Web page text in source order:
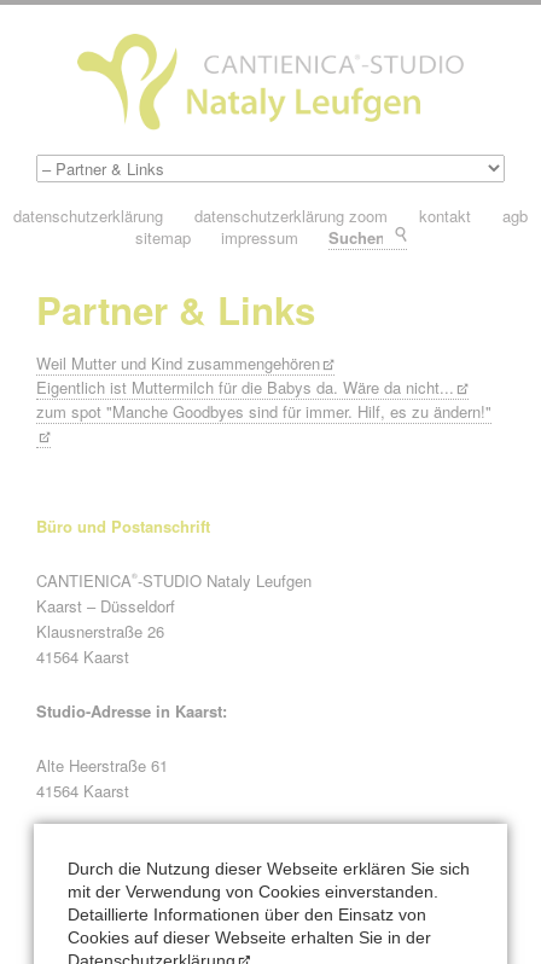
datenschutzerklärung datenschutzerklärung zoom kontakt
agb
sitemap
impressum
Partner & Links
Weil Mutter und Kind zusammengehören
Eigentlich ist Muttermilch für die Babys da. Wäre da nicht...
zum spot "Manche Goodbyes sind für immer. Hilf, es zu ändern!"
Büro und Postanschrift
CANTIENICA®-STUDIO Nataly Leufgen
Kaarst – Düsseldorf
Klausnerstraße 26
41564 Kaarst
Studio-Adresse in Kaarst:
Alte Heerstraße 61
41564 Kaarst
Hauptsache bewegen? Hauptsache essen? Beides Quatsch!
Durch die Nutzung dieser Webseite erklären Sie sich
mit der Verwendung von Cookies einverstanden.
Detaillierte Informationen über den Einsatz von
Cookies auf dieser Webseite erhalten Sie in der
Datenschutzerklärung